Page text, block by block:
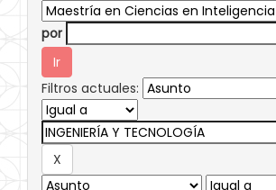
por
Filtros actuales: